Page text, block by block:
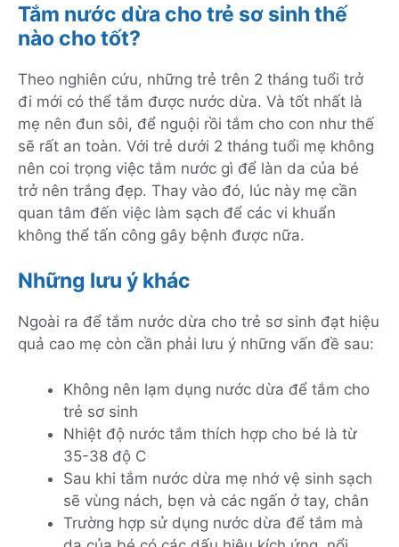
Tắm nước dừa cho trẻ sơ sinh thế
nào cho tốt?
Theo nghiên cứu, những trẻ trên 2 tháng tuổi trở
đi mới có thể tắm được nước dừa. Và tốt nhất là
mẹ nên đun sôi, để nguội rồi tắm cho con như thế
sẽ rất an toàn. Với trẻ dưới 2 tháng tuổi mẹ không
nên coi trọng việc tắm nước gì để làn da của bé
trở nên trắng đẹp. Thay vào đó, lúc này mẹ cần
quan tâm đến việc làm sạch để các vi khuẩn
không thể tấn công gây bệnh được nữa.
Những lưu ý khác
Ngoài ra để tắm nước dừa cho trẻ sơ sinh đạt hiệu
quả cao mẹ còn cần phải lưu ý những vấn đề sau:
Không nên lạm dụng nước dừa để tắm cho
trẻ sơ sinh
Nhiệt độ nước tắm thích hợp cho bé là từ
35-38 độ C
Sau khi tắm nước dừa mẹ nhớ vệ sinh sạch
sẽ vùng nách, bẹn và các ngấn ở tay, chân
Trường hợp sử dụng nước dừa để tắm mà